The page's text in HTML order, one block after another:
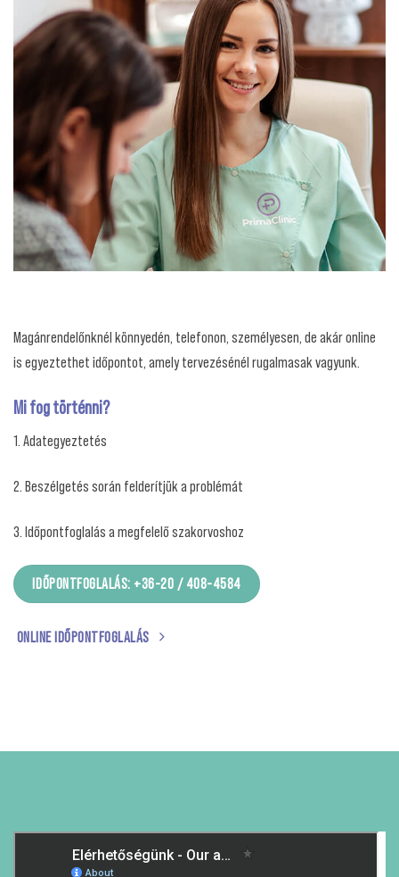
Magánrendelőnknél könnyedén, telefonon, személyesen, de akár online
is egyeztethet időpontot, amely tervezésénél rugalmasak vagyunk.
Mi fog történni?
1. Adategyeztetés
2. Beszélgetés során felderítjük a problémát
3. Időpontfoglalás a megfelelő szakorvoshoz
IDŐPONTFOGLALÁS: +36-20 / 408-4584
ONLINE IDŐPONTFOGLALÁS